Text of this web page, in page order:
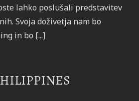
lahko poslušali predstavitev
Svoja doživetja nam bo
in bo [...]